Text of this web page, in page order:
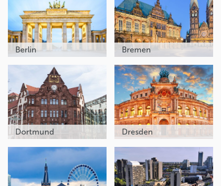
Berlin Bremen
Dortmund Dresden